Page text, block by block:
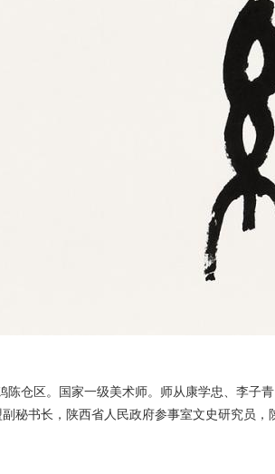
仓区。国家一级美术师。师从康学忠、李子
秘书长，陕西省人民政府参事室文史研究员